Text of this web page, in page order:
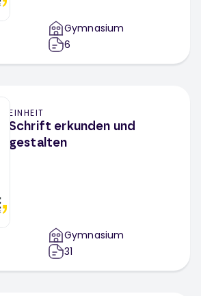
Gymnasium
6
EINHEIT
Schrift erkunden und
gestalten
Gymnasium
31